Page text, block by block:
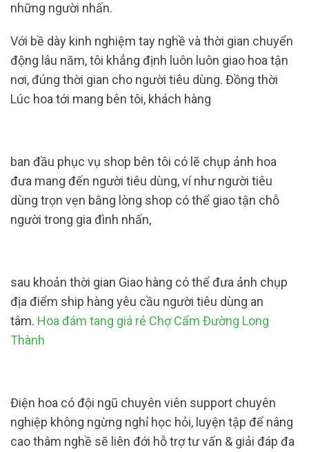
những người nhấn.
Với bề dày kinh nghiệm tay nghề và thời gian chuyển
động lâu năm, tôi khẳng định luôn luôn giao hoa tận
nơi, đúng thời gian cho người tiêu dùng. Đồng thời
Lúc hoa tới mang bên tôi, khách hàng
ban đầu phục vụ shop bên tôi có lẽ chụp ảnh hoa
đưa mang đến người tiêu dùng, ví như người tiêu
dùng trọn vẹn bằng lòng shop có thể giao tận chỗ
người trong gia đình nhấn,
sau khoản thời gian Giao hàng có thể đưa ảnh chụp
địa điểm ship hàng yêu cầu người tiêu dùng an
tâm. Hoa đám tang giá rẻ Chợ Cẩm Đường Long
Thành
Điện hoa có đội ngũ chuyên viên support chuyên
nghiệp không ngừng nghỉ học hỏi, luyện tập để nâng
cao thâm nghề sẽ liên đới hỗ trợ tư vấn & giải đáp đa